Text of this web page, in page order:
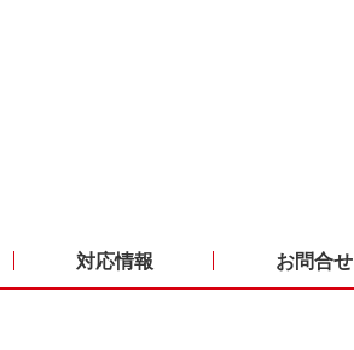
対応情報 お問合せ